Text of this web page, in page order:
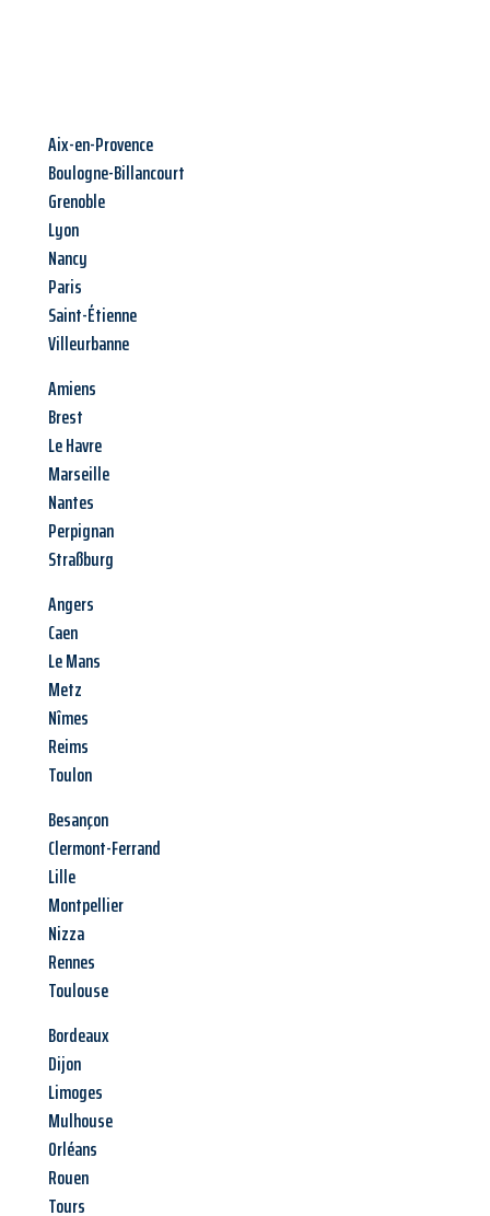
Aix-en-Provence
Boulogne-Billancourt
Grenoble
Lyon
Nancy
Paris
Saint-Étienne
Villeurbanne
Amiens
Brest
Le Havre
Marseille
Nantes
Perpignan
Straßburg
Angers
Caen
Le Mans
Metz
Nîmes
Reims
Toulon
Besançon
Clermont-Ferrand
Lille
Montpellier
Nizza
Rennes
Toulouse
Bordeaux
Dijon
Limoges
Mulhouse
Orléans
Rouen
Tours